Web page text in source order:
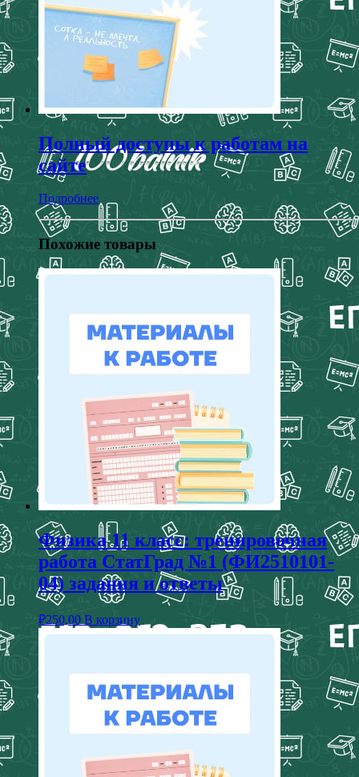
Полный доступы к работам на
сайте
Подробнее
Похожие товары
Физика 11 класс: тренировочная
работа СтатГрад №1 (ФИ2510101-
04) задания и ответы
₽250,00 В корзину